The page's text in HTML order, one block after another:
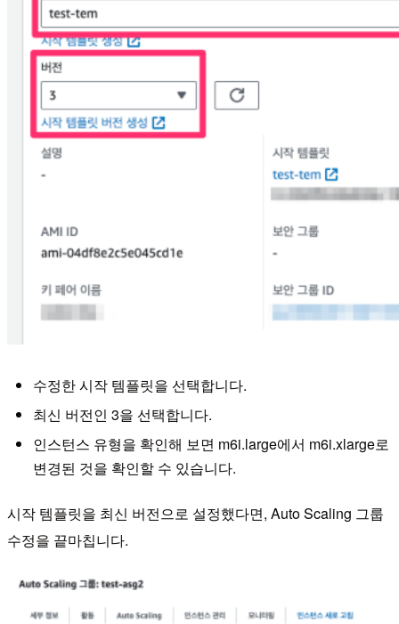
수정한 시작 템플릿을 선택합니다.
최신 버전인 3을 선택합니다.
인스턴스 유형을 확인해 보면 m6i.large에서 m6i.xlarge로
변경된 것을 확인할 수 있습니다.
시작 템플릿을 최신 버전으로 설정했다면, Auto Scaling 그룹
수정을 끝마칩니다.